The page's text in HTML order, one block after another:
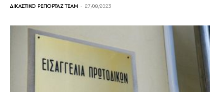
ΔΙΚΑΣΤΙΚΟ ΡΕΠΟΡΤΑΖ TEAM - 27/08/2023